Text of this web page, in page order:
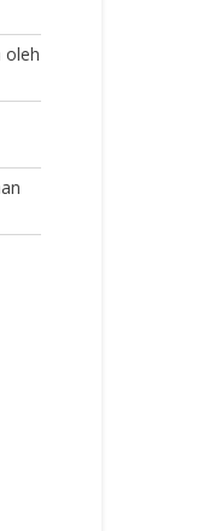
oleh